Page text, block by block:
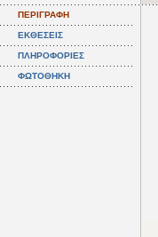
ΠΕΡΙΓΡΑΦΗ
ΕΚΘΕΣΕΙΣ
ΠΛΗΡΟΦΟΡΙΕΣ
ΦΩΤΟΘΗΚΗ